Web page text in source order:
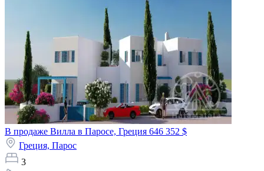
В продаже Вилла в Паросе, Греция 646 352 $
Греция, Парос
3